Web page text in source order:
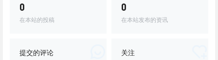
0
在本站的投稿
0
在本站发布的资讯
提交的评论 关注